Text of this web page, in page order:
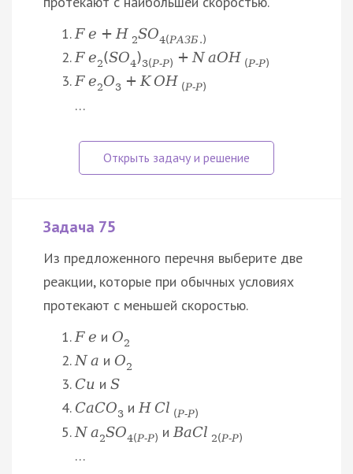
Fe + H 2SO4(РАЗБ .)
Fe2(SO4)3(Р‑Р) + NaOH (Р‑Р)
Fe2O3 + K OH (Р‑Р)
…
Задача 75
Из предложенного перечня выберите две
реакции, которые при обычных условиях
протекают с меньшей скоростью.
Fe и O2
Na и O2
Cu и S
CaCO3 иH Cl (Р‑Р)
Na2SO4(Р‑Р) иBaCl 2(Р‑Р)
…